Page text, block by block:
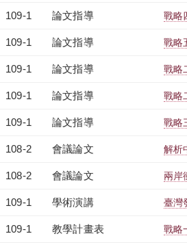
109-1 論文指導 戰略
109-1 論文指導 戰略
109-1 論文指導 戰略
109-1 論文指導 戰略
109-1 論文指導 戰略
108-2 會議論文 解析
108-2 會議論文 兩岸
109-1 學術演講 臺灣
109-1 教學計畫表 戰略